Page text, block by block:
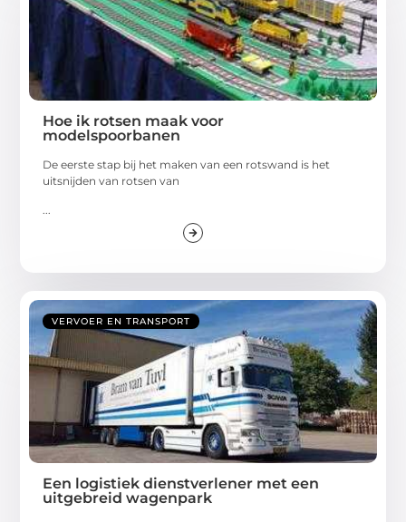
Hoe ik rotsen maak voor
modelspoorbanen
De eerste stap bij het maken van een rotswand is het
uitsnijden van rotsen van
...
VERVOER EN TRANSPORT
Een logistiek dienstverlener met een
uitgebreid wagenpark